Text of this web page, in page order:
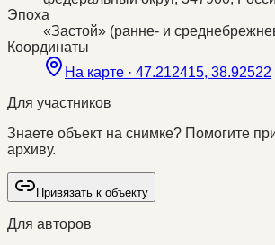
Эпоха
«Застой» (ранне- и
Координаты
На карте · 47.212415, 38.92522
Для участников
Знаете объект на снимке? Помогите
архиву.
Привязать к объекту
Для авторов